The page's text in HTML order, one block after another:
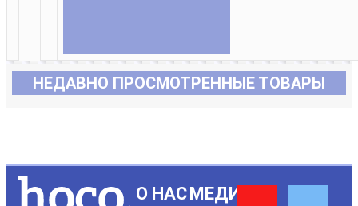
НЕДАВНО ПРОСМОТРЕННЫЕ ТОВАРЫ
О НАСМЕДИА